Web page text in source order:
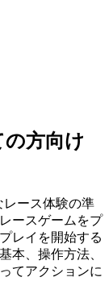
方向け
レース体験の準
ースゲームをプ
レイを開始する
本、操作方法、
てアクションに